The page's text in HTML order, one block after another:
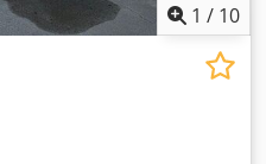
1 / 10